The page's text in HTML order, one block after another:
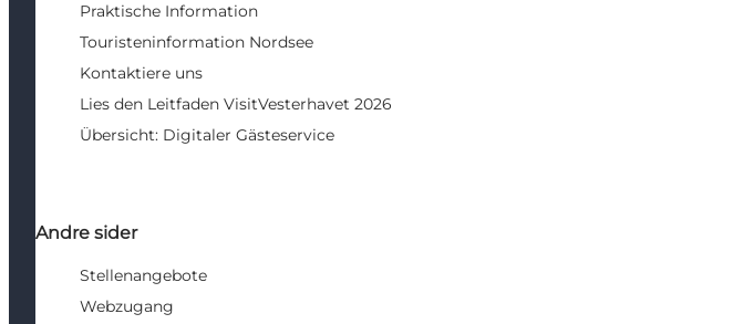
Praktische Information
Touristeninformation Nordsee
Kontaktiere uns
Lies den Leitfaden VisitVesterhavet 2026
Übersicht: Digitaler Gästeservice
Andre sider
Stellenangebote
Webzugang